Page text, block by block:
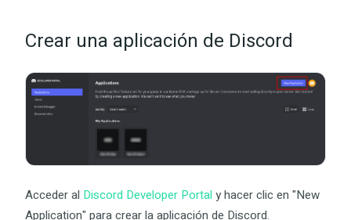
Crear una aplicación de Discord
Acceder al Discord Developer Portal y hacer clic en "New
Application" para crear la aplicación de Discord.